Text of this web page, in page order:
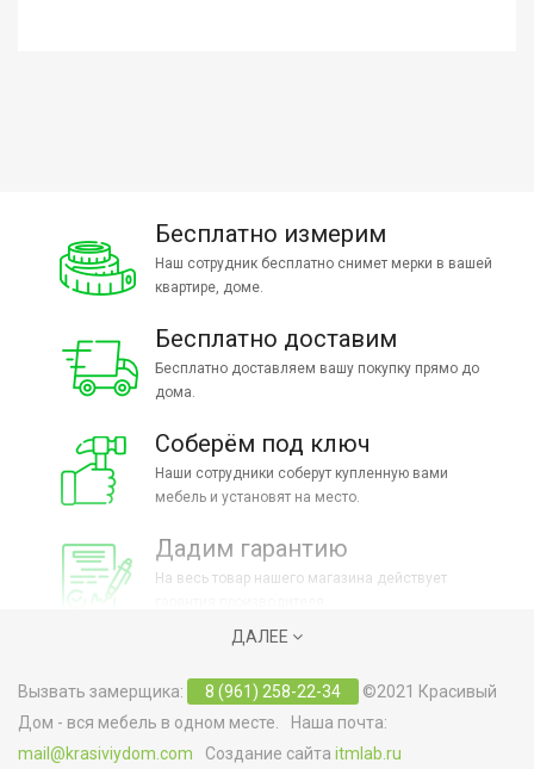
Бесплатно измерим
Наш сотрудник бесплатно снимет мерки в вашей
квартире, доме.
Бесплатно доставим
Бесплатно доставляем вашу покупку прямо до
дома.
Соберём под ключ
Наши сотрудники соберут купленную вами
мебель и установят на место.
Дадим гарантию
На весь товар нашего магазина действует
ДАЛЕЕ
Вызвать замерщика: 8 (961) 258-22-34
©2021 Красивый
Дом - вся мебель в одном месте. Наша почта:
mail@krasiviydom.com Создание сайта itmlab.ru